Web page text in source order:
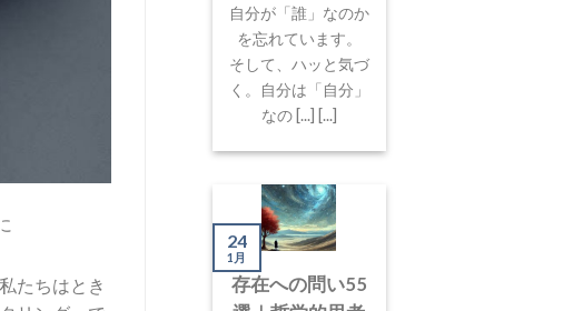
たちはとき
自分が「誰」なのか
を忘れています。
そして、ハッと気づ
く。自分は「自分」
なの [...] [...]
存在への問い55
24
1月